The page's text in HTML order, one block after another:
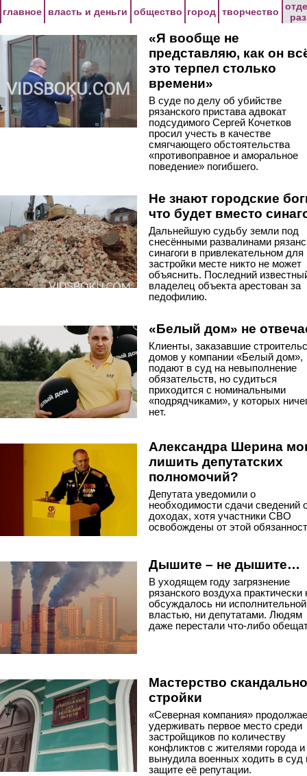
главное власть и деньги общество город творчество
«Я вообще не
представляю, как он
это терпел столько
времени»
В суде по делу об убийстве
рязанского пристава адвокат
подсудимого Сергей Кочетков
просил учесть в качестве
смягчающего обстоятельства
«противоправное и аморальное
поведение» погибшего.
Не знают городские
что будет вместо
Дальнейшую судьбу земли под
снесёнными развалинами
синагоги в привлекательном для
застройки месте никто не может
объяснить. Последний
владелец объекта арестован за
педофилию.
«Белый дом» не
Клиенты, заказавшие
домов у компании «Белый дом»,
подают в суд на невыполнение
обязательств, но судиться
приходится с номинальными
«подрядчиками», у которых
нет.
Александра Шерина
лишить депутатских
полномочий?
Депутата уведомили о
необходимости сдачи сведений
доходах, хотя участники СВО
освобождены от этой
Дышите – не дышите…
В уходящем году загрязнение
рязанского воздуха практически
обсуждалось ни исполнительной
властью, ни депутатами. Людям
даже перестали что-либо
Мастерство
стройки
«Северная компания»
удерживать первое место среди
застройщиков по количеству
конфликтов с жителями города и
вынудила военных ходить в суд
защите её репутации.